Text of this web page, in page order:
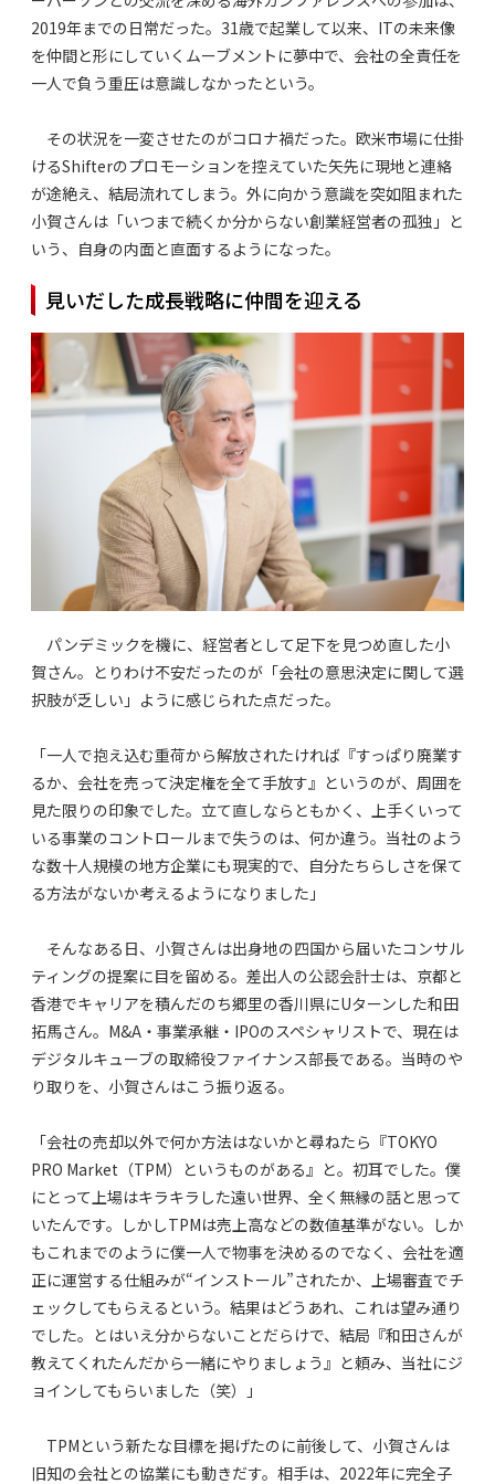
2019年までの日常だった。31歳で起業して以来、ITの未来像
を仲間と形にしていくムーブメントに夢中で、会社の全責任を
一人で負う重圧は意識しなかったという。
その状況を一変させたのがコロナ禍だった。欧米市場に仕掛
けるShifterのプロモーションを控えていた矢先に現地と連絡
が途絶え、結局流れてしまう。外に向かう意識を突如阻まれた
小賀さんは「いつまで続くか分からない創業経営者の孤独」と
いう、自身の内面と直面するようになった。
見いだした成長戦略に仲間を迎える
パンデミックを機に、経営者として足下を見つめ直した小
賀さん。とりわけ不安だったのが「会社の意思決定に関して選
択肢が乏しい」ように感じられた点だった。
「一人で抱え込む重荷から解放されたければ『すっぱり廃業す
るか、会社を売って決定権を全て手放す』というのが、周囲を
見た限りの印象でした。立て直しならともかく、上手くいって
いる事業のコントロールまで失うのは、何か違う。当社のよう
な数十人規模の地方企業にも現実的で、自分たちらしさを保て
る方法がないか考えるようになりました」
そんなある日、小賀さんは出身地の四国から届いたコンサル
ティングの提案に目を留める。差出人の公認会計士は、京都と
香港でキャリアを積んだのち郷里の香川県にUターンした和田
拓馬さん。M&A・事業承継・IPOのスペシャリストで、現在は
デジタルキューブの取締役ファイナンス部長である。当時のや
り取りを、小賀さんはこう振り返る。
「会社の売却以外で何か方法はないかと尋ねたら『TOKYO
PRO Market（TPM）というものがある』と。初耳でした。僕
にとって上場はキラキラした遠い世界、全く無縁の話と思って
いたんです。しかしTPMは売上高などの数値基準がない。しか
もこれまでのように僕一人で物事を決めるのでなく、会社を適
正に運営する仕組みが“インストール”されたか、上場審査でチ
ェックしてもらえるという。結果はどうあれ、これは望み通り
でした。とはいえ分からないことだらけで、結局『和田さんが
教えてくれたんだから一緒にやりましょう』と頼み、当社にジ
ョインしてもらいました（笑）」
TPMという新たな目標を掲げたのに前後して、小賀さんは
旧知の会社との協業にも動きだす。相手は、2022年に完全子